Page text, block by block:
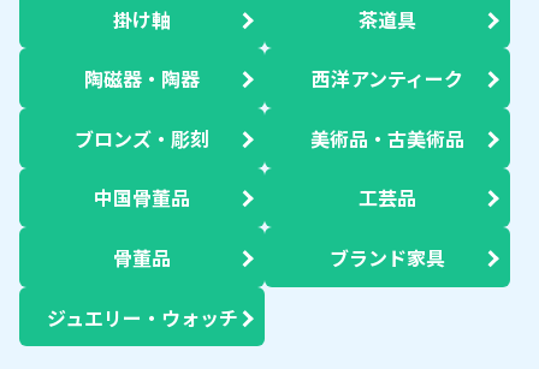
掛け軸 茶道具
陶磁器・陶器 西洋アンティーク
ブロンズ・彫刻 美術品・古美術品
中国骨董品 工芸品
骨董品 ブランド家具
ジュエリー・ウォッチ